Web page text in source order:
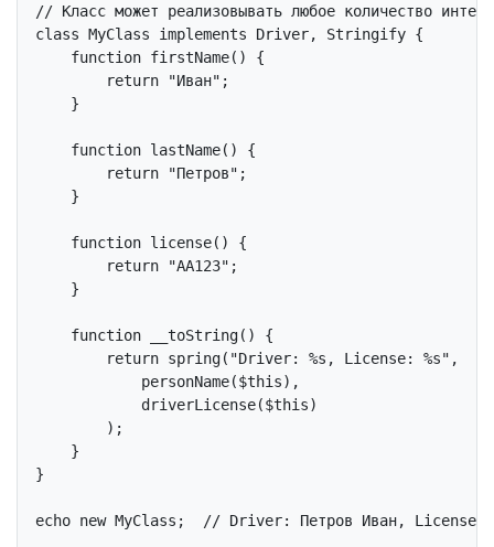
// Класс может реализовывать любое количество
class MyClass implements Driver, Stringify {
function firstName()
{
return
"Иван" ;
    }
function lastName()
{
return
"Петров" ;
    }
function license()
{
return
"AA123" ;
    }
function __toString()
{
return spring( "Driver: %s, License: %s" ,
            personName(
$this),
            driverLicense(
$this)
        );
    }
}
echo new MyClass; // Driver: Петров Иван, License: